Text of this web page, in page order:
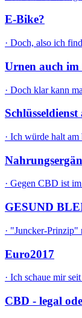
E-Bike?
· Doch, also ich
Urnen auch im
· Doch klar kann
· Ich würde halt am
· Gegen CBD ist
GESUND
· "Juncker-Prinzip"
Euro2017
· Ich schaue mir
CBD - legal